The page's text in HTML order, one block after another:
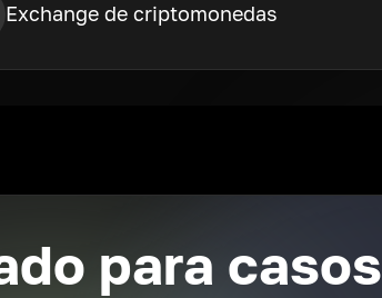
Exchange de criptomonedas
para casos